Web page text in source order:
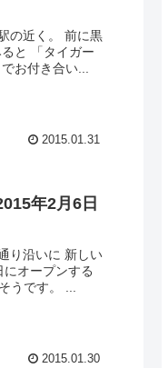
れば最後までお付き合い...
2015.01.31
年2月6日
オープンする
そうです。 ...
2015.01.30